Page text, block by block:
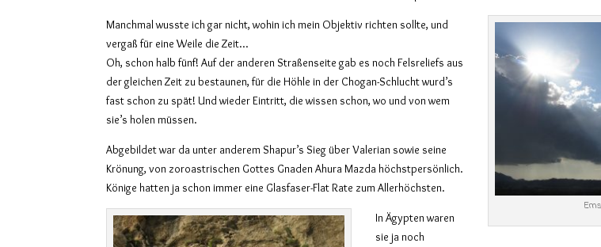
Manchmal wusste ich gar nicht, wohin ich mein Objektiv richten sollte, und
vergaß für eine Weile die Zeit…
Oh, schon halb fünf! Auf der anderen Straßenseite gab es noch Felsreliefs aus
der gleichen Zeit zu bestaunen, für die Höhle in der Chogan-Schlucht wurd’s
fast schon zu spät! Und wieder Eintritt, die wissen schon, wo und von wem
sie’s holen müssen.
Abgebildet war da unter anderem Shapur’s Sieg über Valerian sowie seine
Krönung, von zoroastrischen Gottes Gnaden Ahura Mazda höchstpersönlich.
Könige hatten ja schon immer eine Glasfaser-Flat Rate zum Allerhöchsten.
In Ägypten waren
sie ja noch